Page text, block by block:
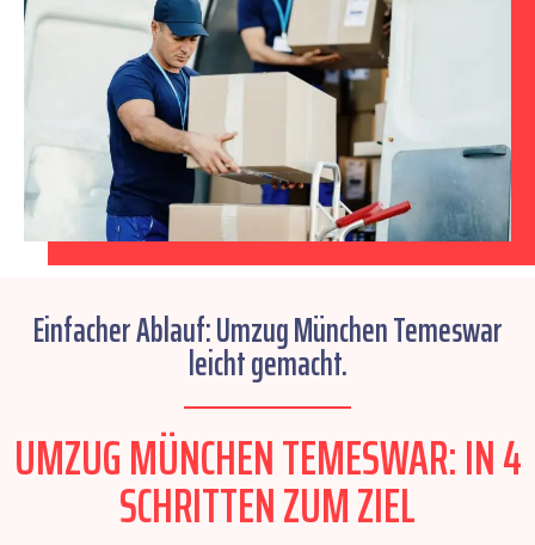
Einfacher Ablauf: Umzug München Temeswar
leicht gemacht.
UMZUG MÜNCHEN TEMESWAR: IN 4
SCHRITTEN ZUM ZIEL